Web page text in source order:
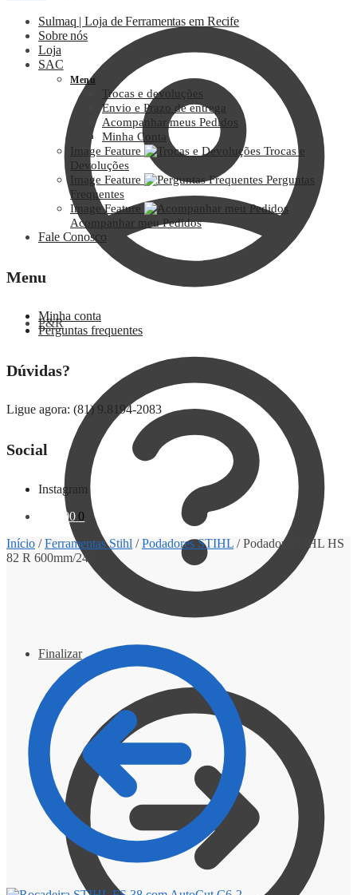
P&R
Finalizar
Sulmaq | Loja de Ferramentas em Recife
Sobre nós
Loja
SAC
Menu
Trocas e devoluções
Envio e Prazo de entrega
Acompanhar meus Pedidos
Minha Conta
Image Feature
Trocas e
Devoluções
Image Feature
Perguntas
Frequentes
Image Feature
Acompanhar meu Pedidos
Fale Conosco
Menu
Minha conta
Perguntas frequentes
Dúvidas?
Ligue agora: (81) 9.8194-2083
Social
Instagram
0,00 0
Início /Ferramentas Stihl /Podadores STIHL /Podador STIHL HS
82 R 600mm/24″